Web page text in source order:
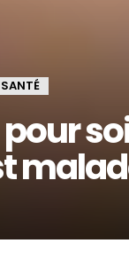
SANTÉ
pour